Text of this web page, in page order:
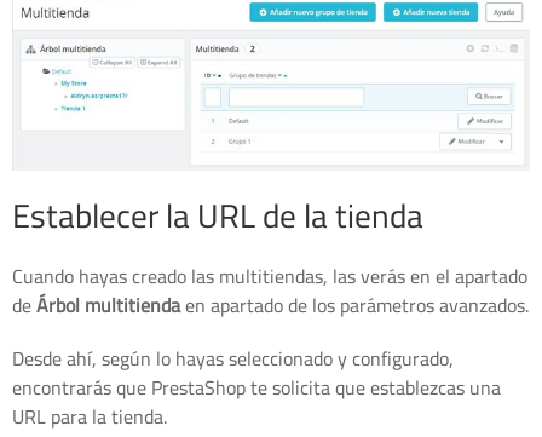
Establecer la URL de la tienda
Cuando hayas creado las multitiendas, las verás en el apartado
deÁrbol multitiendaen apartado de los parámetros avanzados.
Desde ahí, según lo hayas seleccionado y configurado,
encontrarás que PrestaShop te solicita que establezcas una
URL para la tienda.